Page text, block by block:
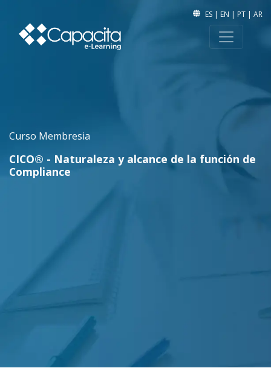
ES | EN | PT | AR
Curso Membresia
CICO® - Naturaleza y alcance de la función de
Compliance